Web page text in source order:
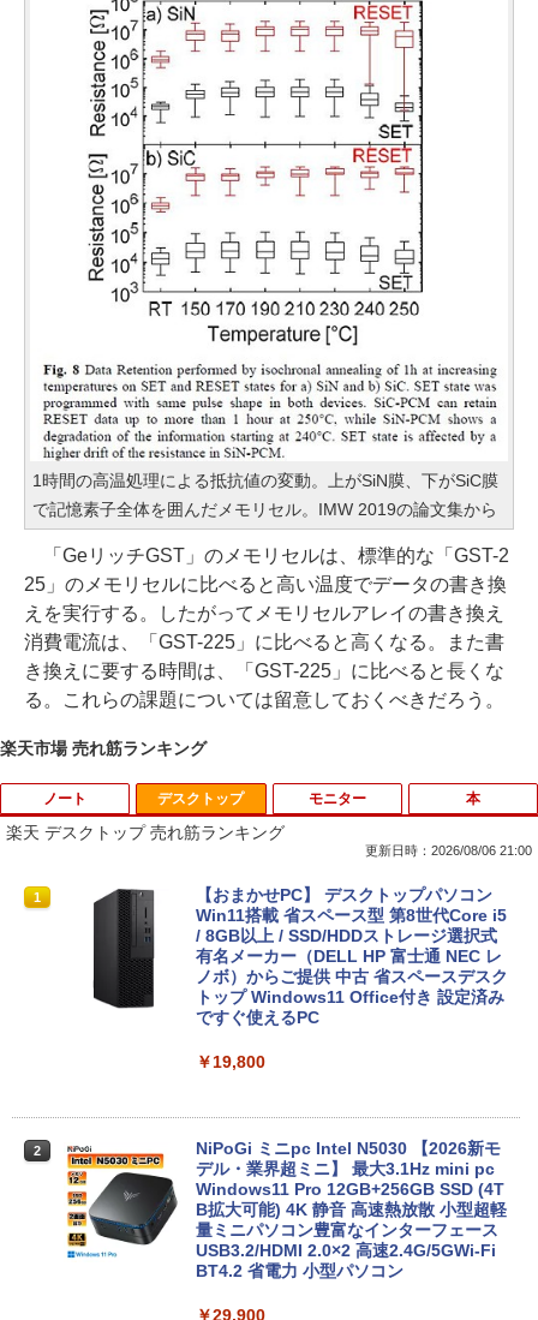
1時間の高温処理による抵抗値の変動。上がSiN膜、下がSiC膜
で記憶素子全体を囲んだメモリセル。IMW 2019の論文集から
「GeリッチGST」のメモリセルは、標準的な「GST-2
25」のメモリセルに比べると高い温度でデータの書き換
えを実行する。したがってメモリセルアレイの書き換え
消費電流は、「GST-225」に比べると高くなる。また書
き換えに要する時間は、「GST-225」に比べると長くな
る。これらの課題については留意しておくべきだろう。
楽天市場 売れ筋ランキング
ノート
1
【期間限定破格金額！】新生活 新古品 W
in11搭載 パソコンノートパソコンoffice
付き 初心者向けノートPC 初期設定済 1
5.6型 インテル高速CPU ランダムで発送
メモリ4GB～ 高速SSD1TB 最大 フルHD
Webカメラ zoom 軽量薄型 無線 型番更
新で在庫処分
￥9,980
2
Surface Go 2 1927 Core m3 8GB 128G
B 10.5型 高精細 1920x1280 Windows 1
1 Office付 Webカメラ Bluetooth Wi-Fi
軽量タブレットPC 在宅ワーク最適 中古
パソコン
￥26,820
デスクトップ
楽天 デスクトップ 売れ筋ランキング
更新日時：2026/08/06 21:00
1
【おまかせPC】 デスクトップパソコン
Win11搭載 省スペース型 第8世代Core i5
/ 8GB以上 / SSD/HDDストレージ選択式
有名メーカー（DELL HP 富士通 NEC レ
ノボ）からご提供 中古 省スペースデスク
トップ Windows11 Office付き 設定済み
ですぐ使えるPC
￥19,800
2
NiPoGi ミニpc Intel N5030 【2026新モ
デル・業界超ミニ】 最大3.1Hz mini pc
Windows11 Pro 12GB+256GB SSD (4T
B拡大可能) 4K 静音 高速熱放散 小型超軽
量ミニパソコン豊富なインターフェース
USB3.2/HDMI 2.0×2 高速2.4G/5GWi-Fi
BT4.2 省電力 小型パソコン
￥29,900
モニター 本